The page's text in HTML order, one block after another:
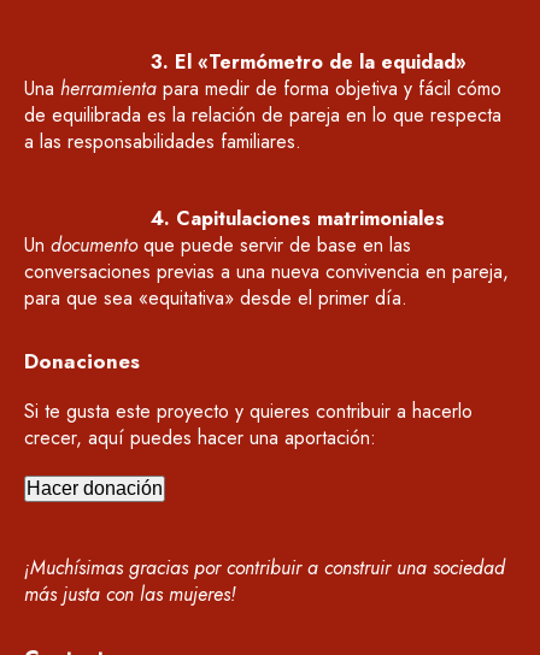
3. El «Termómetro de la equidad»
Una herramienta para medir de forma objetiva y fácil cómo
de equilibrada es la relación de pareja en lo que respecta
a las responsabilidades familiares.
4. Capitulaciones matrimoniales
Un documentoque puede servir de base en las
conversaciones previas a una nueva convivencia en pareja,
para que sea «equitativa» desde el primer día.
Donaciones
Si te gusta este proyecto y quieres contribuir a hacerlo
crecer, aquí puedes hacer una aportación:
Hacer donación
¡Muchísimas gracias por contribuir a construir una sociedad
más justa con las mujeres!